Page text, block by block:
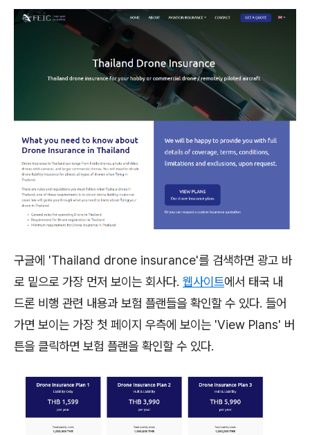
구글에 'Thailand drone insurance'를 검색하면 광고 바
로 밑으로 가장 먼저 보이는 회사다. 웹사이트에서 태국 내
드론 비행 관련 내용과 보험 플랜들을 확인할 수 있다. 들어
가면 보이는 가장 첫 페이지 우측에 보이는 'View Plans' 버
튼을 클릭하면 보험 플랜을 확인할 수 있다.